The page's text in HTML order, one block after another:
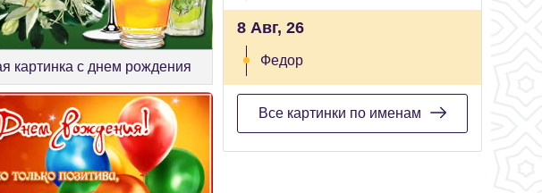
картинка с днем рождения
8 Авг, 26
Федор
Все картинки по именам